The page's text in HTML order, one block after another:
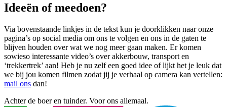
Ideeën of meedoen?
Via bovenstaande linkjes in de tekst kun je doorklikken naar onze
pagina’s op social media om ons te volgen en ons in de gaten te
blijven houden over wat we nog meer gaan maken. Er komen
sowieso interessante video’s over akkerbouw, transport en
‘trekkertrek’ aan! Heb je nu zelf een goed idee of lijkt het je leuk dat
we bij jou komen filmen zodat jij je verhaal op camera kan vertellen:
mail ons dan!
Achter de boer en tuinder. Voor ons allemaal.